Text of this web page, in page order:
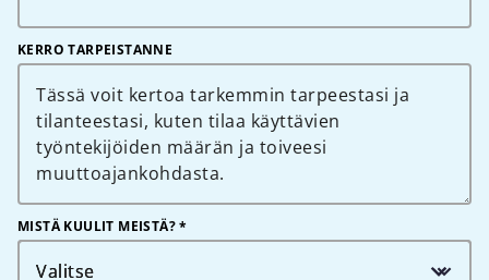
KERRO TARPEISTANNE
MISTÄ KUULIT MEISTÄ? *
Valitse